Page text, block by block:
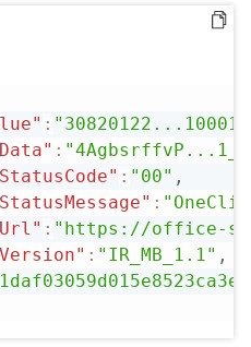
: "30820122...10001"
:
: "00" ,
:
: "https://office-
: "IR_MB_1.1" ,